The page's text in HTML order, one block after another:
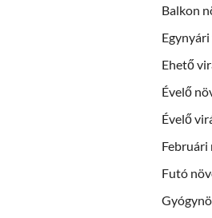
Balkon
Ehető
Évelő
Évelő
Februári
Futó